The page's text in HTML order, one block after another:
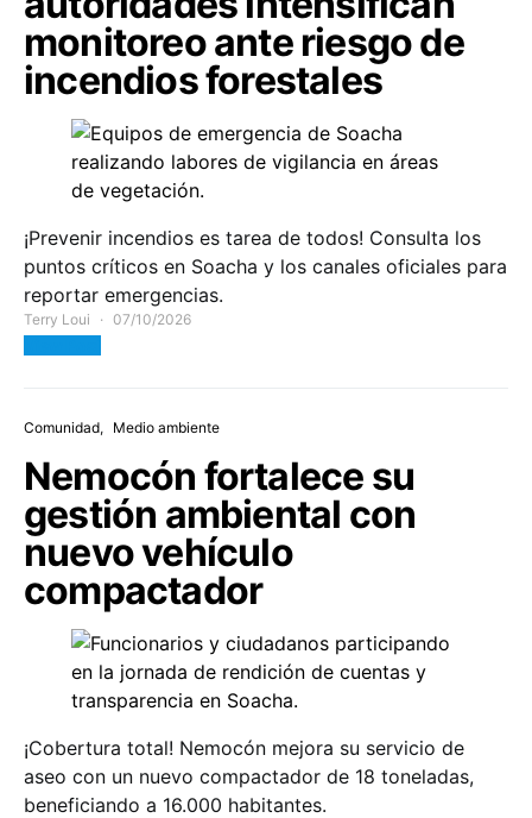
monitoreo ante riesgo de
incendios forestales
¡Prevenir incendios es tarea de todos! Consulta los
puntos críticos en Soacha y los canales oficiales para
reportar emergencias.
Terry Loui 07/10/2026
Comunidad Medio ambiente
Nemocón fortalece su
gestión ambiental con
nuevo vehículo
compactador
¡Cobertura total! Nemocón mejora su servicio de
aseo con un nuevo compactador de 18 toneladas,
beneficiando a 16.000 habitantes.